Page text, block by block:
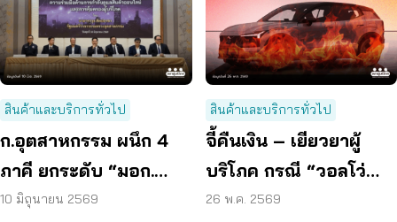
สินค้าและบริการทั่วไป
ก.อุตสาหกรรม ผนึก 4
ภาคี ยกระดับ “มอก.
Watch” สกัดสินค้า
10 มิถุนายน 2569
สินค้าและบริการทั่วไป
จี้คืนเงิน – เยียวยาผู้
บริโภค กรณี “วอลโว่
EX30” ส่งหนังสือถึง
26 พ.ค. 2569